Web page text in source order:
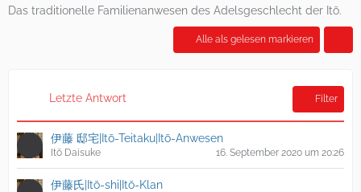
Das traditionelle Familienanwesen des Adelsgeschlecht der Itō.
Alle als gelesen markieren
Letzte Antwort Filter
伊藤 邸宅|Itō-Teitaku|Itō-Anwesen
Itō Daisuke 16. September 2020 um 20:26
伊藤氏|Itō-shi|Itō-Klan